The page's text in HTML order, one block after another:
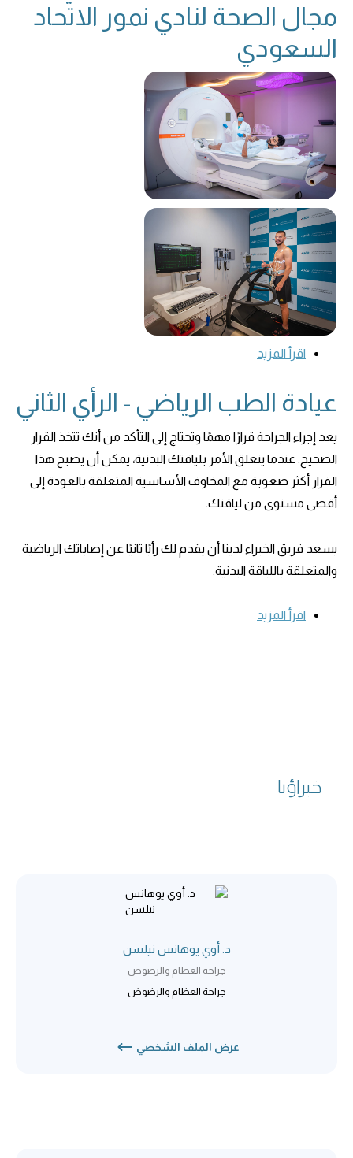
مجال الصحة لنادي نمور الاتحاد
السعودي
اقرأ المزيد
عيادة الطب الرياضي - الرأي الثاني
يعد إجراء الجراحة قرارًا مهمًا وتحتاج إلى التأكد من أنك تتخذ القرار
الصحيح. عندما يتعلق الأمر بلياقتك البدنية، يمكن أن يصبح هذا
القرار أكثر صعوبة مع المخاوف الأساسية المتعلقة بالعودة إلى
أقصى مستوى من لياقتك.
يسعد فريق الخبراء لدينا أن يقدم لك رأيًا ثانيًا عن إصاباتك الرياضية
والمتعلقة باللياقة البدنية.
اقرأ المزيد
خبراؤنا
د. أوي يوهانس نيلسن
جراحة العظام والرضوض
جراحة العظام والرضوض
عرض الملف الشخصي